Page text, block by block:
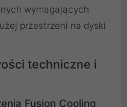
wymagających
przestrzeni na dyski
techniczne i
Fusion Cooling